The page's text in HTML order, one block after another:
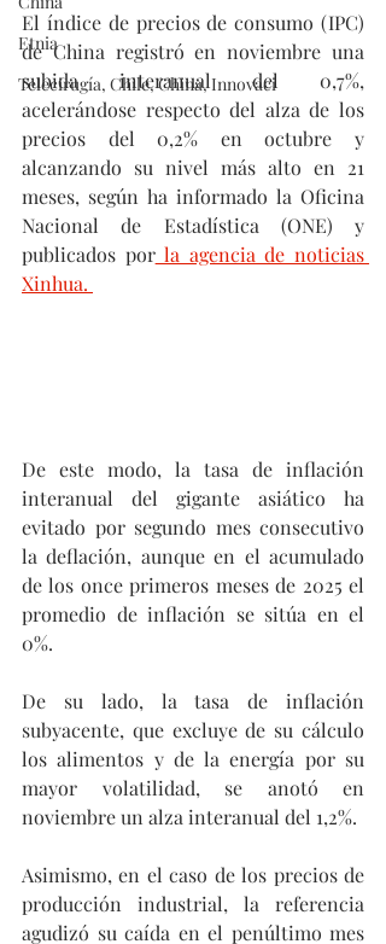
Etnia
Telecirugía, Chile, China, Innovaci
El índice de precios de consumo (IPC)
de China registró en noviembre una
subida interanual del 0,7%,
acelerándose respecto del alza de los
precios del 0,2% en octubre y
alcanzando su nivel más alto en 21
meses, según ha informado la Oficina
Nacional de Estadística (ONE) y
publicados por la agencia de noticias
Xinhua.
De este modo, la tasa de inflación
interanual del gigante asiático ha
evitado por segundo mes consecutivo
la deflación, aunque en el acumulado
de los once primeros meses de 2025 el
promedio de inflación se sitúa en el
0%.
De su lado, la tasa de inflación
subyacente, que excluye de su cálculo
los alimentos y de la energía por su
mayor volatilidad, se anotó en
noviembre un alza interanual del 1,2%.
Asimismo, en el caso de los precios de
producción industrial, la referencia
agudizó su caída en el penúltimo mes